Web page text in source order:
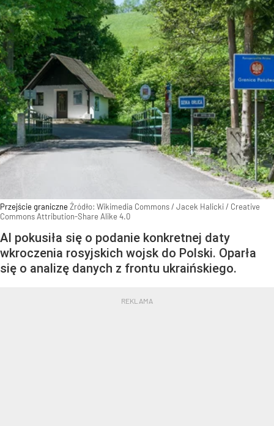
Przejście graniczneŹródło: Wikimedia Commons/ Jacek Halicki / Creative
Commons Attribution-Share Alike 4.0
AI pokusiła się o podanie konkretnej daty
wkroczenia rosyjskich wojsk do Polski. Oparła
się o analizę danych z frontu ukraińskiego.